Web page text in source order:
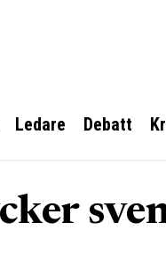
Ledare Debatt